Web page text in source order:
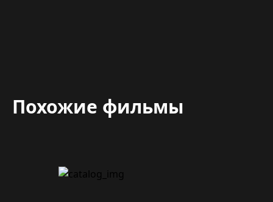
Похожие фильмы